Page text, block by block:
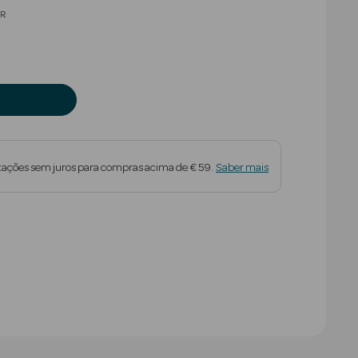
from
sem juros para compras acima de € 59. Saber mais